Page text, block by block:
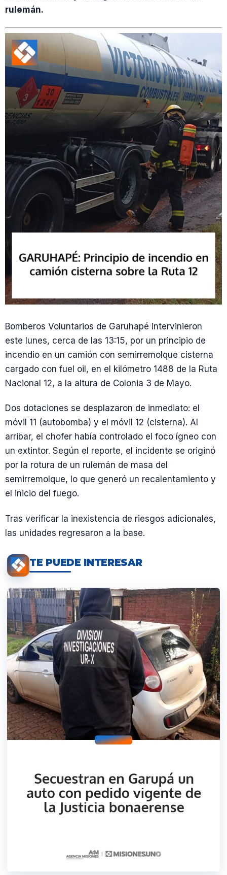
rulemán.
Bomberos Voluntarios de Garuhapé intervinieron
este lunes, cerca de las 13:15, por un principio de
incendio en un camión con semirremolque cisterna
cargado con fuel oil, en el kilómetro 1488 de la Ruta
Nacional 12, a la altura de Colonia 3 de Mayo.
Dos dotaciones se desplazaron de inmediato: el
móvil 11 (autobomba) y el móvil 12 (cisterna). Al
arribar, el chofer había controlado el foco ígneo con
un extintor. Según el reporte, el incidente se originó
por la rotura de un rulemán de masa del
semirremolque, lo que generó un recalentamiento y
el inicio del fuego.
Tras verificar la inexistencia de riesgos adicionales,
las unidades regresaron a la base.
TE PUEDE INTERESAR